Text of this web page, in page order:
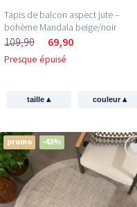
Tapis de balcon aspect jute –
bohème Mandala beige/noir
109,90 69,90
Presque épuisé
taille▴ couleur▴
promo -43%